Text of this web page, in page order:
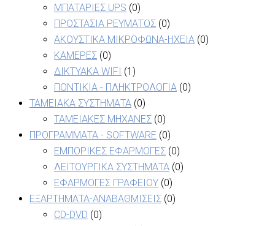
ΜΠΑΤΑΡΙΕΣ UPS (0)
ΠΡΟΣΤΑΣΙΑ ΡΕΥΜΑΤΟΣ (0)
ΑΚΟΥΣΤΙΚΑ ΜΙΚΡΟΦΩΝΑ-ΗΧΕΙΑ (0)
ΚΑΜΕΡΕΣ (0)
ΔΙΚΤΥΑΚΑ WIFI (1)
ΠΟΝΤΙΚΙΑ - ΠΛΗΚΤΡΟΛΟΓΙΑ (0)
ΤΑΜΕΙΑΚΑ ΣΥΣΤΗΜΑΤΑ (0)
ΤΑΜΕΙΑΚΕΣ ΜΗΧΑΝΕΣ (0)
ΠΡΟΓΡΑΜΜΑΤΑ - SOFTWARE (0)
ΕΜΠΟΡΙΚΕΣ ΕΦΑΡΜΟΓΕΣ (0)
ΛΕΙΤΟΥΡΓΙΚΑ ΣΥΣΤΗΜΑΤΑ (0)
ΕΦΑΡΜΟΓΕΣ ΓΡΑΦΕΙΟΥ (0)
ΕΞΑΡΤΗΜΑΤΑ-ΑΝΑΒΑΘΜΙΣΕΙΣ (0)
CD-DVD (0)